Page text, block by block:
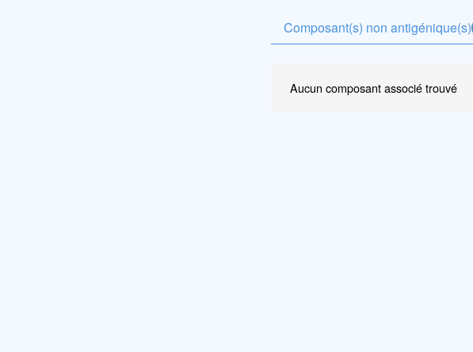
Composant(s) non antigénique(s)
Aucun composant associé trouvé